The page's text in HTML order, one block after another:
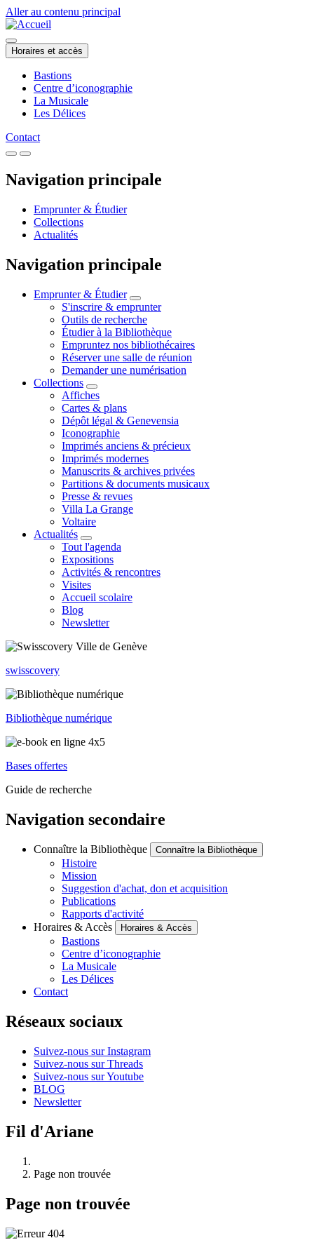
Aller au contenu principal
Horaires et accès
Bastions
Centre d’iconographie
La Musicale
Les Délices
Contact
Navigation principale
Emprunter & Étudier
Collections
Actualités
Navigation principale
Emprunter & Étudier
S'inscrire & emprunter
Outils de recherche
Étudier à la Bibliothèque
Empruntez nos bibliothécaires
Réserver une salle de réunion
Demander une numérisation
Collections
Affiches
Cartes & plans
Dépôt légal & Genevensia
Iconographie
Imprimés anciens & précieux
Imprimés modernes
Manuscrits & archives privées
Partitions & documents musicaux
Presse & revues
Villa La Grange
Voltaire
Actualités
Tout l'agenda
Expositions
Activités & rencontres
Visites
Accueil scolaire
Blog
Newsletter
swisscovery
Bibliothèque numérique
Bases offertes
Guide de recherche
Navigation secondaire
Connaître la Bibliothèque Connaître la Bibliothèque
Histoire
Mission
Suggestion d'achat, don et acquisition
Publications
Rapports d'activité
Horaires & Accès
Horaires & Accès
Bastions
Centre d’iconographie
La Musicale
Les Délices
Contact
Réseaux sociaux
Suivez-nous sur Instagram
Suivez-nous sur Threads
Suivez-nous sur Youtube
BLOG
Newsletter
Fil d'Ariane
Page non trouvée
Page non trouvée